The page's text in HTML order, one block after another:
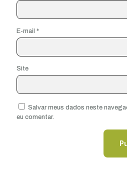
E-mail *
Site
Salvar meus dados neste
eu comentar.